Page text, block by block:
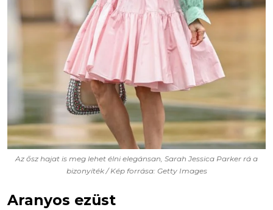
Az ősz hajat is meg lehet élni elegánsan, Sarah Jessica Parker rá a
bizonyíték / Kép forrása: Getty Images
Aranyos ezüst